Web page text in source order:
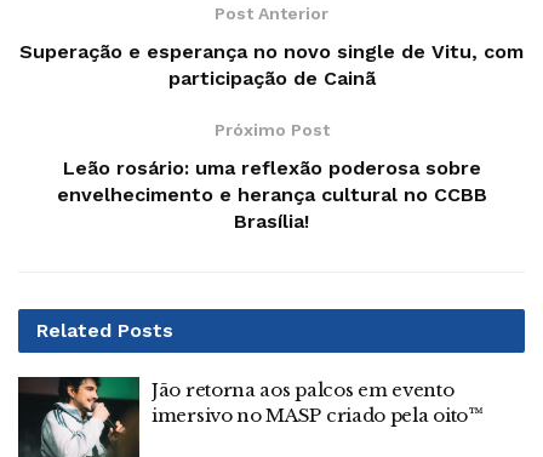
Post Anterior
Superação e esperança no novo single de Vitu, com
participação de Cainã
Próximo Post
Leão rosário: uma reflexão poderosa sobre
envelhecimento e herança cultural no CCBB
Brasília!
Related Posts
Jão retorna aos palcos em evento
imersivo no MASP criado pela oito™